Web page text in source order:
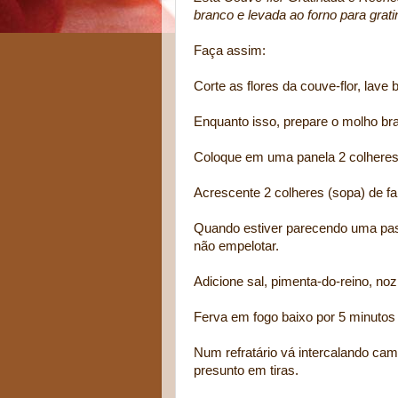
branco e levada ao forno para
Faça assim:
Corte as flores da couve-flor, lave
Enquanto isso, prepare o molho
Coloque em uma panela 2
Acrescente 2 colheres (sopa) de
Quando estiver parecendo uma
não empelotar.
Adicione sal, pimenta-do-reino,
Ferva em fogo baixo por 5
Num refratário vá intercalando
presunto em tiras.